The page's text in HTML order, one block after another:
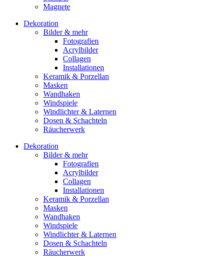
Magnete
Dekoration
Bilder & mehr
Fotografien
Acrylbilder
Collagen
Installationen
Keramik & Porzellan
Masken
Wandhaken
Windspiele
Windlichter & Laternen
Dosen & Schachteln
Räucherwerk
Dekoration
Bilder & mehr
Fotografien
Acrylbilder
Collagen
Installationen
Keramik & Porzellan
Masken
Wandhaken
Windspiele
Windlichter & Laternen
Dosen & Schachteln
Räucherwerk